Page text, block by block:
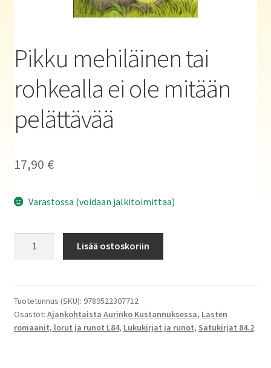
Haluatko kirjailijaksi?
Pikku mehiläinen tai
rohkealla ei ole mitään
pelättävää
17,90 €
Varastossa (voidaan jälkitoimittaa)
ei
ole
mitään
Lisää ostoskoriin
Tuotetunnus (SKU): 9789522307712
Osastot: Ajankohtaista Aurinko Kustannuksessa, Lasten
romaanit, lorut ja runot L84, Lukukirjat ja runot, Satukirjat 84.2